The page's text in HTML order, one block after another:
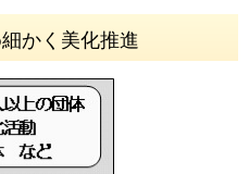
かく美化推進